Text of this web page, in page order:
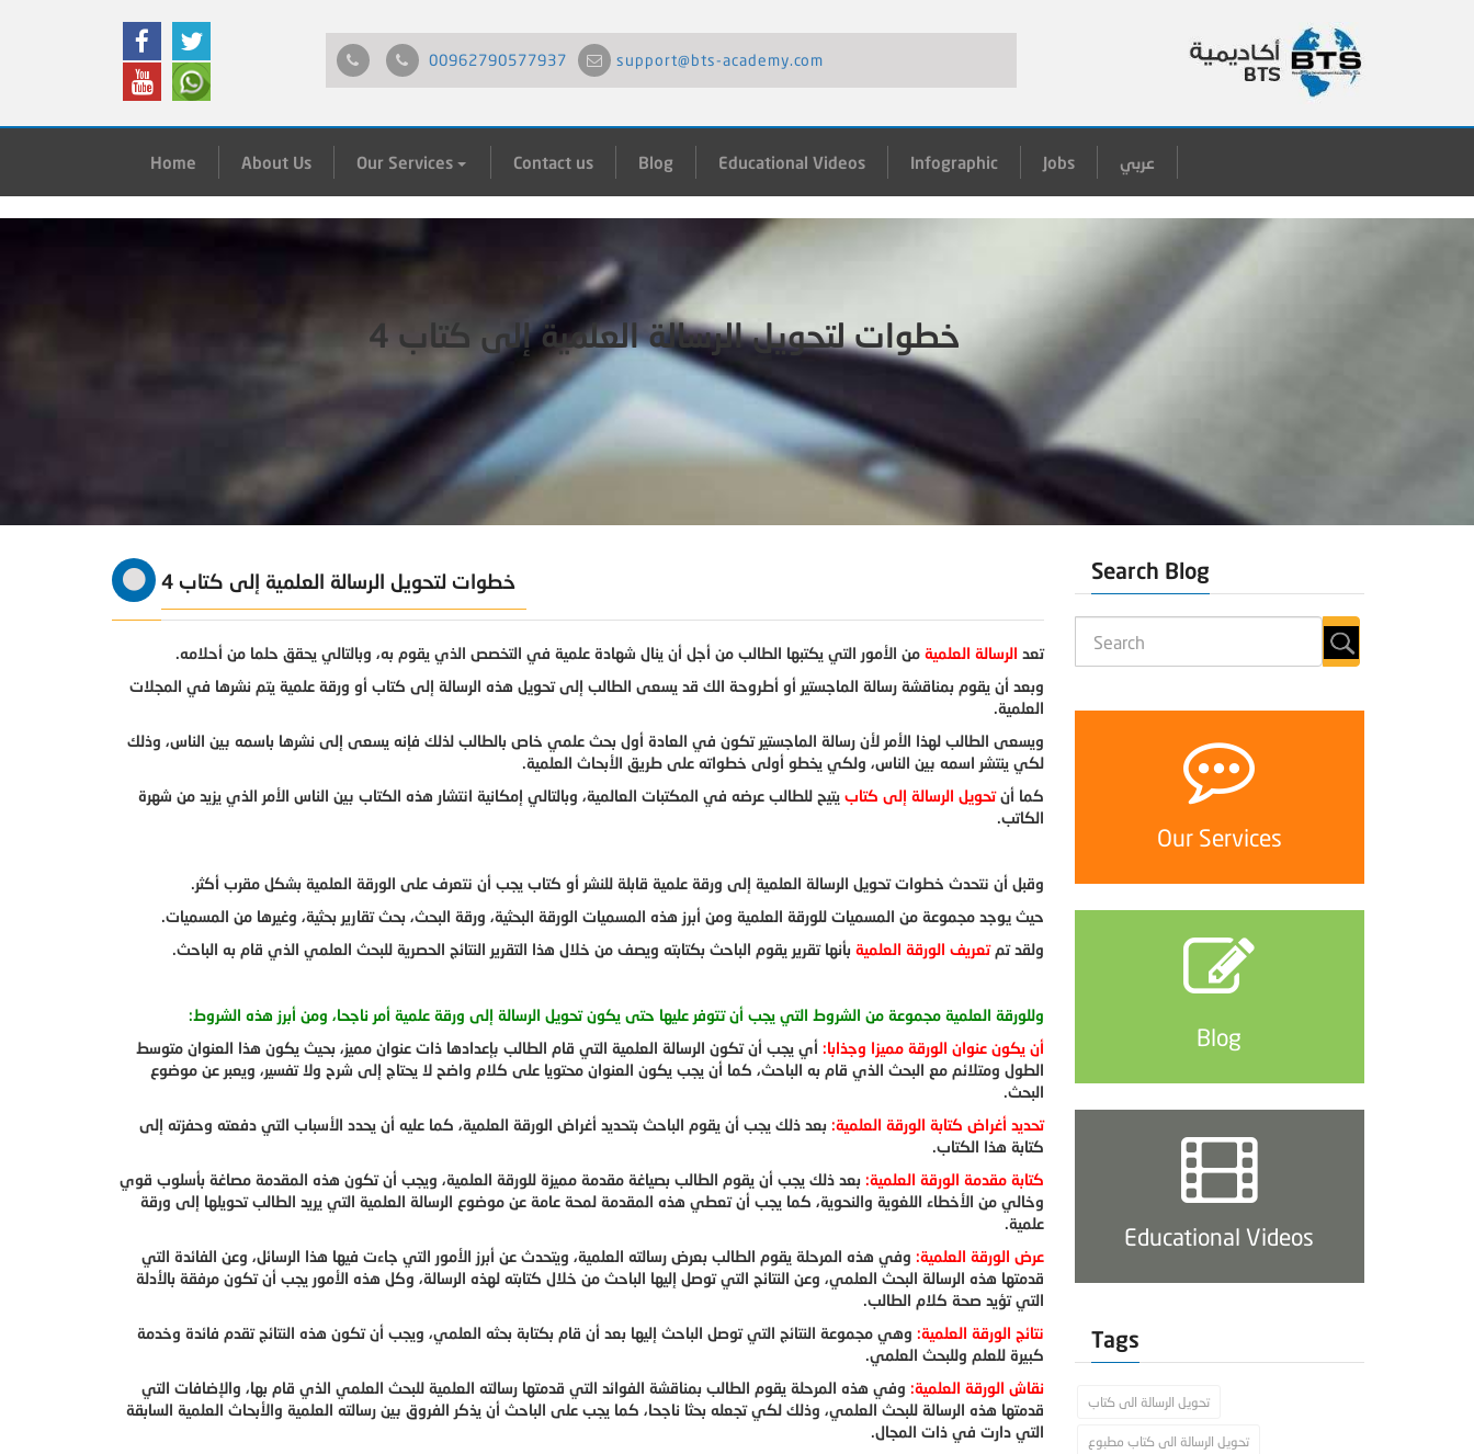
00962790577937 support@bts-academy.com
Home About Us Our Services Contact us Blog Educational Videos Infographic Jobs عربي
Search Blog
Our Services
Blog
Educational Videos
Tags
تحويل الرسالة الى كتاب
تحويل الرسالة الى كتاب مطبوع
تعد الرسالة العلمية من الأمور التي يكتبها الطالب من أجل أن ينال شهادة علمية في التخصص الذي يقوم به، وبالتالي يحقق حلما من أحلامه.
وبعد أن يقوم بمناقشة رسالة الماجستير أو أطروحة الك قد يسعى الطالب إلى تحويل هذه الرسالة إلى كتاب أو ورقة علمية يتم نشرها في المجلات
العلمية.
ويسعى الطالب لهذا الأمر لأن رسالة الماجستير تكون في العادة أول بحث علمي خاص بالطالب لذلك فإنه يسعى إلى نشرها باسمه بين الناس، وذلك
لكي ينتشر اسمه بين الناس، ولكي يخطو أولى خطواته على طريق الأبحاث العلمية.
كما أنتحويل الرسالة إلى كتاب يتيح للطالب عرضه في المكتبات العالمية، وبالتالي إمكانية انتشار هذه الكتاب بين الناس الأمر الذي يزيد من شهرة
الكاتب.
وقبل أن نتحدث خطوات تحويل الرسالة العلمية إلى ورقة علمية قابلة للنشر أو كتاب يجب أن نتعرف على الورقة العلمية بشكل مقرب أكثر.
حيث يوجد مجموعة من المسميات للورقة العلمية ومن أبرز هذه المسميات الورقة البحثية، ورقة البحث، بحث تقارير بحثية، وغيرها من المسميات.
ولقد تمتعريف الورقة العلمية بأنها تقرير يقوم الباحث بكتابته ويصف من خلال هذا التقرير النتائج الحصرية للبحث العلمي الذي قام به الباحث.
وللورقة العلمية مجموعة من الشروط التي يجب أن تتوفر عليها حتى يكون تحويل الرسالة إلى ورقة علمية أمر ناجحا، ومن أبرز هذه الشروط:
أن يكون عنوان الورقة مميزا وجذابا: أي يجب أن تكون الرسالة العلمية التي قام الطالب بإعدادها ذات عنوان مميز، بحيث يكون هذا العنوان متوسط
الطول ومتلائم مع البحث الذي قام به الباحث، كما أن يجب يكون العنوان محتويا على كلام واضح لا يحتاج إلى شرح ولا تفسير، ويعبر عن موضوع
البحث.
تحديد أغراض كتابة الورقة العلمية: بعد ذلك يجب أن يقوم الباحث بتحديد أغراض الورقة العلمية، كما عليه أن يحدد الأسباب التي دفعته وحفزته إلى
كتابة هذا الكتاب.
كتابة مقدمة الورقة العلمية: بعد ذلك يجب أن يقوم الطالب بصياغة مقدمة مميزة للورقة العلمية، ويجب أن تكون هذه المقدمة مصاغة بأسلوب قوي
وخالي من الأخطاء اللغوية والنحوية، كما يجب أن تعطي هذه المقدمة لمحة عامة عن موضوع الرسالة العلمية التي يريد الطالب تحويلها إلى ورقة
علمية.
عرض الورقة العلمية: وفي هذه المرحلة يقوم الطالب بعرض رسالته العلمية، ويتحدث عن أبرز الأمور التي جاءت فيها هذا الرسائل، وعن الفائدة التي
قدمتها هذه الرسالة البحث العلمي، وعن النتائج التي توصل إليها الباحث من خلال كتابته لهذه الرسالة، وكل هذه الأمور يجب أن تكون مرفقة بالأدلة
التي تؤيد صحة كلام الطالب.
نتائج الورقة العلمية: وهي مجموعة النتائج التي توصل الباحث إليها بعد أن قام بكتابة بحثه العلمي، ويجب أن تكون هذه النتائج تقدم فائدة وخدمة
كبيرة للعلم وللبحث العلمي.
نقاش الورقة العلمية: وفي هذه المرحلة يقوم الطالب بمناقشة الفوائد التي قدمتها رسالته العلمية للبحث العلمي الذي قام بها، والإضافات التي
قدمتها هذه الرسالة للبحث العلمي، وذلك لكي تجعله بحثا ناجحا، كما يجب على الباحث أن يذكر الفروق بين رسالته العلمية والأبحاث العلمية السابقة
التي دارت في ذات المجال.